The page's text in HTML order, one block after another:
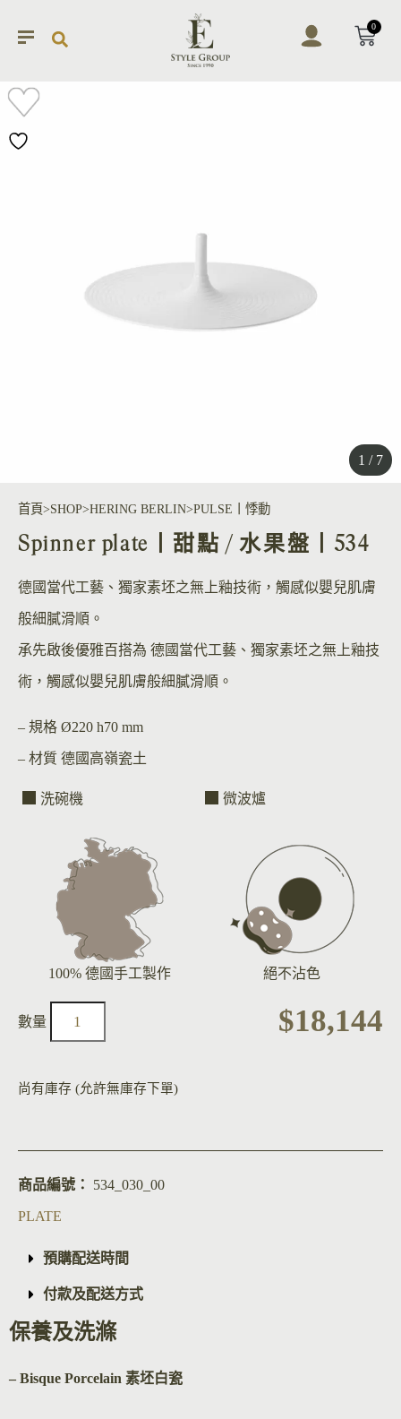
0
1 / 7
首頁 SHOP HERING BERLIN PULSE丨悸動
Spinner plate丨甜點 / 水果盤丨534
德國當代工藝、獨家素坯之無上釉技術，觸感似嬰兒肌膚
般細膩滑順。
承先啟後優雅百搭為 德國當代工藝、獨家素坯之無上釉技
術，觸感似嬰兒肌膚般細膩滑順。
– 規格 Ø220 h70 mm
– 材質 德國高嶺瓷土
洗碗機 微波爐
100% 德國手工製作 絕不沾色
$18,144
尚有庫存 (允許無庫存下單)
商品編號： 534_030_00
PLATE
預購配送時間
付款及配送方式
保養及洗滌
– Bisque Porcelain 素坯白瓷